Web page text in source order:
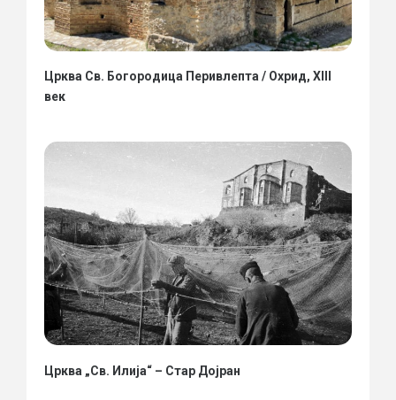
Црква Св. Богородица Перивлепта / Охрид, XIII
век
Црква „Св. Илија“ – Стар Дојран